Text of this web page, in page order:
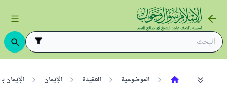
الموضوعية العقيدة الإيمان الإيمان